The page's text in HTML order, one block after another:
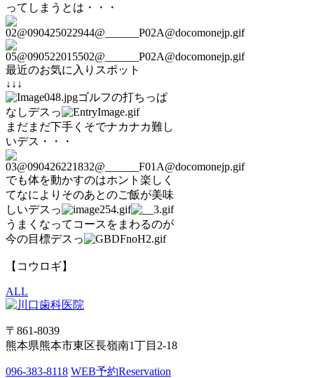
ってしまうとは・・・
最近のお気に入りスポット
↓↓↓
ゴルフの打ちっぱ
なしデスっ
まだまだ下手くそでナカナカ難し
いデス・・・
でも体を動かすのはホント楽しく
てなによりそのあとのご飯が美味
しいデスっ
うまくなってコースをまわるのが
今の目標デスっ
【コウロギ】
ALL
〒861-8039
熊本県熊本市東区長嶺南1丁目2-18
096-383-8118 WEB予約Reservation